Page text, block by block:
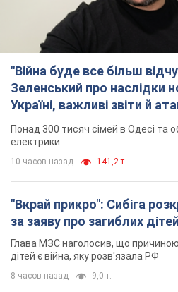
"Війна буде все більш
Зеленський про наслідки
Україні, важливі звіти й
ворога. Відео
Понад 300 тисяч сімей в Одесі та
електрики
10 часов назад 141,2 т.
"Вкрай прикро": Сибіга
за заяву про загиблих
Глава МЗС наголосив, що причиною
дітей є війна, яку розв'язала РФ
8 часов назад 9,0 т.